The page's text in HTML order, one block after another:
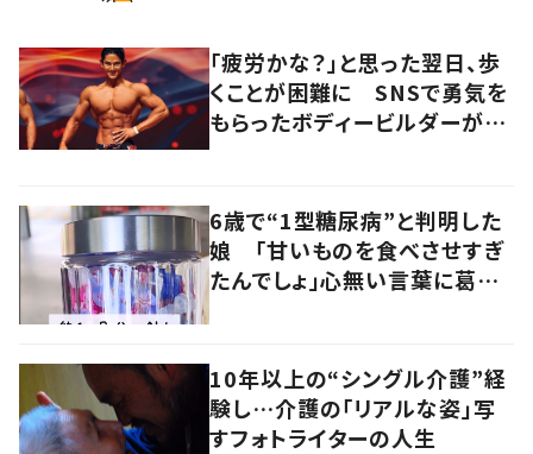
「疲労かな？」と思った翌日、歩
くことが困難に SNSで勇気を
もらったボディービルダーが
6歳で“1型糖尿病”と判明した
娘 「甘いものを食べさせすぎ
たんでしょ」心無い言葉に葛藤
10年以上の“シングル介護”経
験し…介護の「リアルな姿」写
すフォトライターの人生